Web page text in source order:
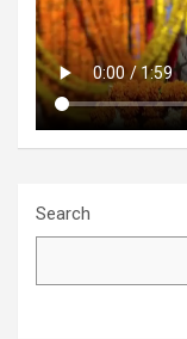
Search